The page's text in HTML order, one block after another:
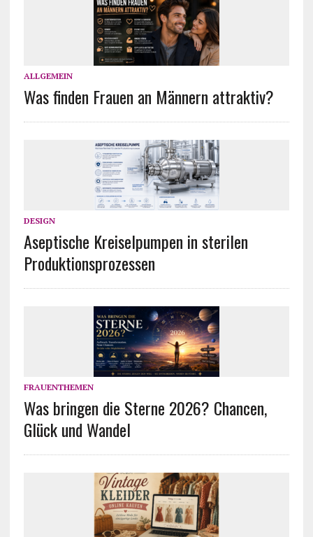
ALLGEMEIN
Was finden Frauen an Männern attraktiv?
DESIGN
Aseptische Kreiselpumpen in sterilen
Produktionsprozessen
FRAUENTHEMEN
Was bringen die Sterne 2026? Chancen,
Glück und Wandel